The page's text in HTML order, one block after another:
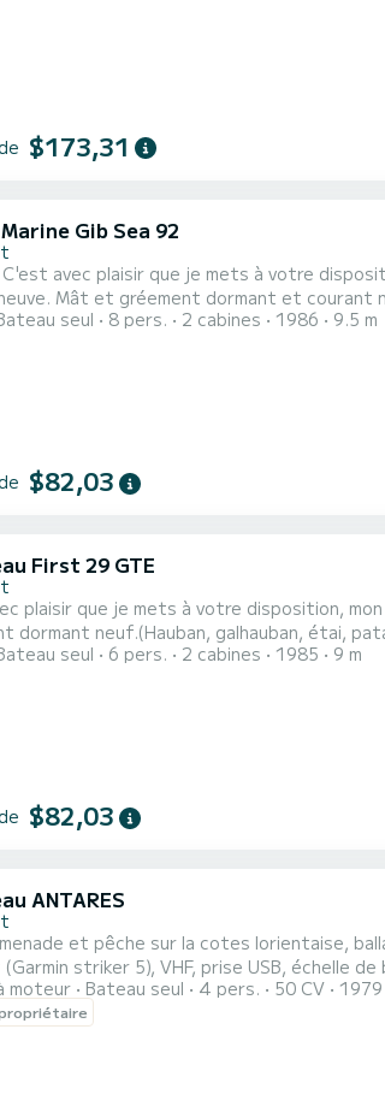
$173,31
Gib Sea 92
et gréement dormant et courant neufs, Enrouleur neuf, feux de navigation et mouillage LED,
moteur 70 A changée. Table de
seul 8 pers. 2 cabines 1986 9.5 m
$82,03
First 29 GTE
plaisir que je mets à votre disposition, mon voilier
neuf.(Hauban, galhauban, étai, pataras) -Bagues de safran
je resterai avec vous le temps
seul 6 pers. 2 cabines 1985 9 m
$82,03
ANTARES
et pêche sur la cotes lorientaise,
(Garmin striker 5), VHF, prise USB, échelle
tranquille 5/8 nœuds env. !)
moteur Bateau seul 4 pers. 50 CV 1979